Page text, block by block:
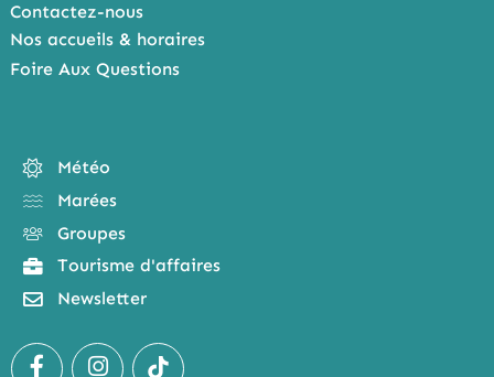
Contactez-nous
Nos accueils & horaires
Foire Aux Questions
Météo
Marées
Groupes
Tourisme d'affaires
Newsletter